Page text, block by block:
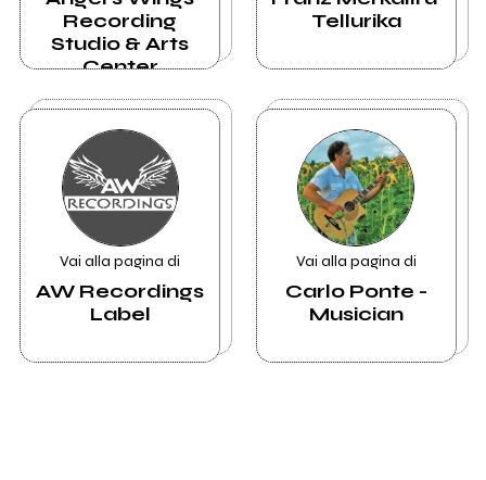
Recording
Studio & Arts
Center
Tellurika
Vai alla pagina di
AW Recordings
Label
Vai alla pagina di
Carlo Ponte -
Musician